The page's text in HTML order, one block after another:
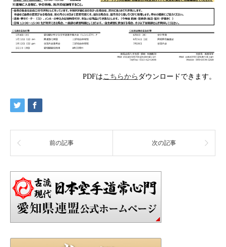
PDFは こちらから ダウンロードできます。
前の記事 次の記事